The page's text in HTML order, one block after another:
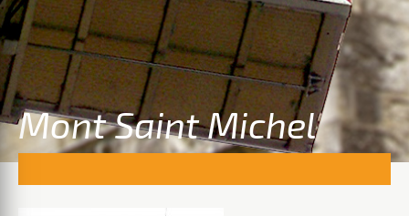
Mont Saint Michel